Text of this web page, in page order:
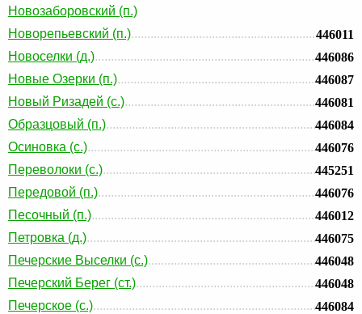
Новозаборовский (п.)
Новорепьевский (п.)
446011
Новоселки (д.)
446086
Новые Озерки (п.)
446087
Новый Ризадей (с.)
446081
Образцовый (п.)
446084
Осиновка (с.)
446076
Переволоки (с.)
445251
Передовой (п.)
446076
Песочный (п.)
446012
Петровка (д.)
446075
Печерские Выселки (с.)
446048
Печерский Берег (ст.)
446048
Печерское (с.)
446084